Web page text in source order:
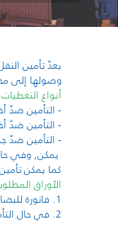
يعدّ تأمين
وصولها إلى
أنواع
- التأمين ضدّ
- التأمين ضدّ
- التأمين ضدّ
يمكن, وفي
كما يمكن
الأوراق
1. فاتورة للبضاعة أو إجازة استيراد أو سند شحن.
2. في حال التأمين لبضاعة خاصة بشركة يرفق مع الطلب صورة عن السجل التجاري.